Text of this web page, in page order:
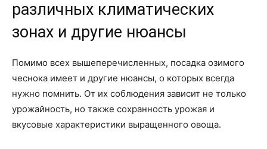
различных климатических
зонах и другие нюансы
Помимо всех вышеперечисленных, посадка озимого
чеснока имеет и другие нюансы, о которых всегда
нужно помнить. От их соблюдения зависит не только
урожайность, но также сохранность урожая и
вкусовые характеристики выращенного овоща.